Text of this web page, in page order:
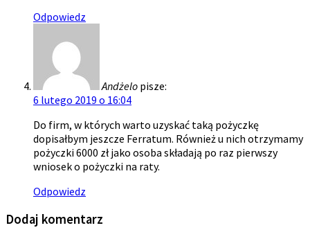
Odpowiedz
Andżelo pisze:
6 lutego 2019 o 16:04
Do firm, w których warto uzyskać taką pożyczkę
dopisałbym jeszcze Ferratum. Również u nich otrzymamy
pożyczki 6000 zł jako osoba składają po raz pierwszy
wniosek o pożyczki na raty.
Odpowiedz
Dodaj komentarz